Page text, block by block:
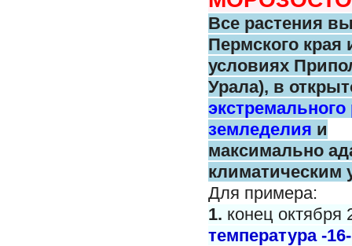
Все растения
Пермского края
условиях
Урала), в
экстремального
земледелия и
максимально
климатическим
Для примера:
1. конец октября
температура -